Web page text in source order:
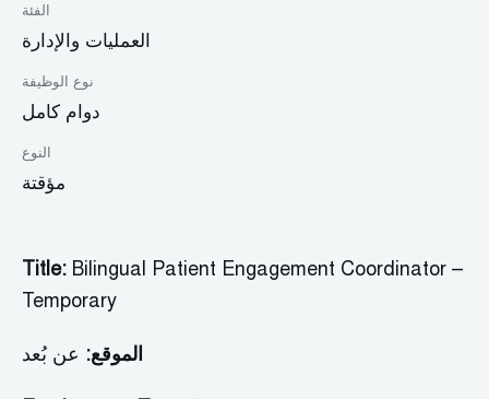
الفئة
العمليات والإدارة
نوع الوظيفة
دوام كامل
النوع
مؤقتة
Title: Bilingual Patient Engagement Coordinator –
Temporary
الموقع: عن بُعد